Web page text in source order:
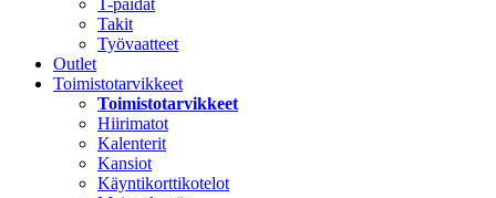
T-paidat
Takit
Työvaatteet
Outlet
Toimistotarvikkeet
Toimistotarvikkeet
Hiirimatot
Kalenterit
Kansiot
Käyntikorttikotelot